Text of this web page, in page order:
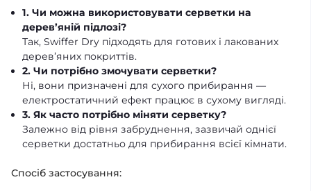
1. Чи можна використовувати серветки на
дерев’яній підлозі?
Так, Swiffer Dry підходять для готових і лакованих
дерев’яних покриттів.
2. Чи потрібно змочувати серветки?
Ні, вони призначені для сухого прибирання —
електростатичний ефект працює в сухому вигляді.
3. Як часто потрібно міняти серветку?
Залежно від рівня забруднення, зазвичай однієї
серветки достатньо для прибирання всієї кімнати.
Спосіб застосування: